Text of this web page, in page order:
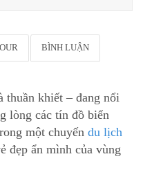
BÌNH LUẬN
thuần khiết – đang nổi
lòng các tín đồ biển
một chuyến du lịch
đẹp ẩn mình của vùng